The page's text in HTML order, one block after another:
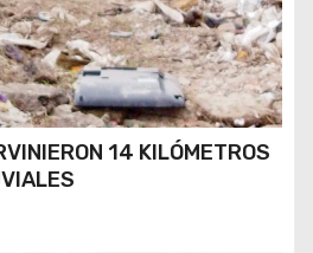
14 KILÓMETROS